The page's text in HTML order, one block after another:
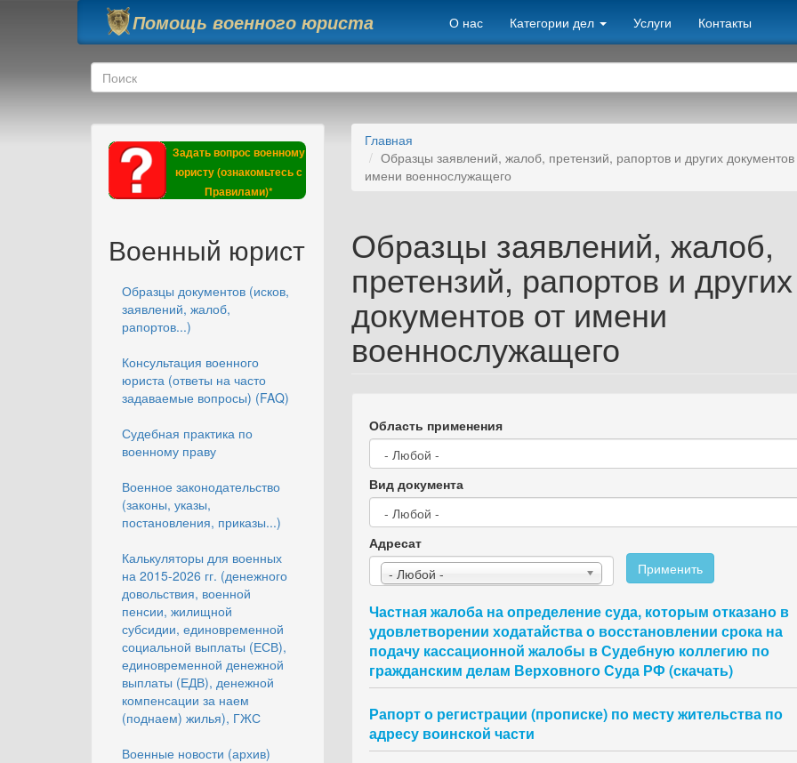
Перейти к основному содержанию
Помощь военного юриста О нас Категории дел Услуги Контакты
Форма поиска
Поиск
Задать вопрос военному
юристу (ознакомьтесь с
Правилами)*
Военный юрист
Образцы документов (исков,
заявлений, жалоб,
рапортов...)
Консультация военного
юриста (ответы на часто
задаваемые вопросы) (FAQ)
Судебная практика по
военному праву
Военное законодательство
(законы, указы,
постановления, приказы...)
Калькуляторы для военных
на 2015-2026 гг. (денежного
довольствия, военной
пенсии, жилищной
субсидии, единовременной
социальной выплаты (ЕСВ),
единовременной денежной
выплаты (ЕДВ), денежной
компенсации за наем
(поднаем) жилья), ГЖС
Военные новости (архив)
Главная
Образцы заявлений, жалоб, претензий, рапортов и других документов
имени военнослужащего
Образцы заявлений, жалоб,
претензий, рапортов и других
документов от имени
военнослужащего
Область применения
Вид документа
Адресат
- Любой -
Применить
Частная жалоба на определение суда, которым отказано в
удовлетворении ходатайства о восстановлении срока на
подачу кассационной жалобы в Судебную коллегию по
гражданским делам Верховного Суда РФ (скачать)
Рапорт о регистрации (прописке) по месту жительства по
адресу воинской части